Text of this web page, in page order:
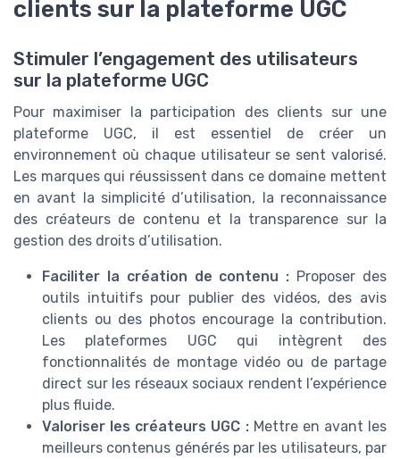
clients sur la plateforme UGC
Stimuler l’engagement des utilisateurs
sur la plateforme UGC
Pour maximiser la participation des clients sur une
plateforme UGC, il est essentiel de créer un
environnement où chaque utilisateur se sent valorisé.
Les marques qui réussissent dans ce domaine mettent
en avant la simplicité d’utilisation, la reconnaissance
des créateurs de contenu et la transparence sur la
gestion des droits d’utilisation.
Faciliter la création de contenu : Proposer des
outils intuitifs pour publier des vidéos, des avis
clients ou des photos encourage la contribution.
Les plateformes UGC qui intègrent des
fonctionnalités de montage vidéo ou de partage
direct sur les réseaux sociaux rendent l’expérience
plus fluide.
Valoriser les créateurs UGC :Mettre en avant les
meilleurs contenus générés par les utilisateurs, par